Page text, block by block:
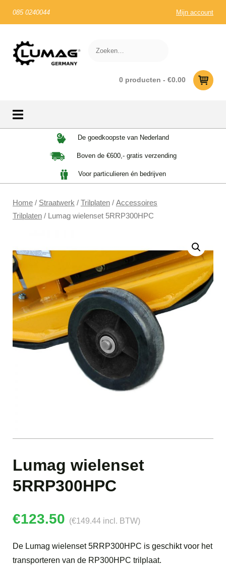
085 0240044 Mijn account
0 producten - €0.00
De goedkoopste van Nederland
Boven de €600,- gratis verzending
Voor particulieren én bedrijven
Home / Straatwerk / Trilplaten / Accessoires
Trilplaten / Lumag wielenset 5RRP300HPC
Lumag wielenset
5RRP300HPC
€123.50 (€149.44 incl. BTW)
De Lumag wielenset 5RRP300HPC is geschikt voor het
transporteren van de RP300HPC trilplaat.